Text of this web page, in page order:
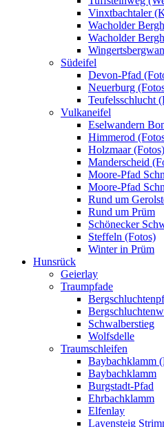
Vinxtbachtaler
Wacholder
Wacholder
Südeifel
Devon-Pfad
Neuerburg
Teufelsschlucht
Vulkaneifel
Eselwandern
Himmerod
Holzmaar (Fotos)
Manderscheid
Moore-Pfad
Moore-Pfad
Rund um
Rund um Prüm
Schönecker
Steffeln (Fotos)
Winter in Prüm
Hunsrück
Geierlay
Traumpfade
Schwalberstieg
Wolfsdelle
Traumschleifen
Baybachklamm
Baybachklamm
Burgstadt-Pfad
Ehrbachklamm
Elfenlay
Layensteig